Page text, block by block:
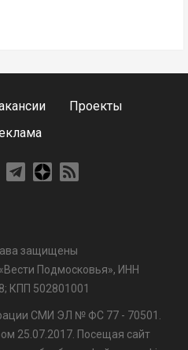
Проекты
защищены
Подмосковья», ИНН
КПП 502801001
СМИ ЭЛ № ФС 77 - 70501.
25.07.2017. Посещая сайт